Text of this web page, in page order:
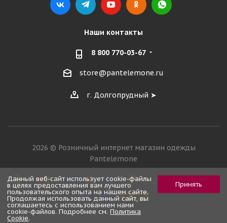
Наши контакты
8 800 770-03-67
store@pantelemone.ru
г. Долгопрудный ➤
2026 © Розничный интернет магазин одежды
Pantelemone
Данный веб-сайт использует cookie-файлы
в целях предоставления вам лучшего
пользовательского опыта на нашем сайте.
Продолжая использовать данный сайт, вы
соглашаетесь с использованием нами
cookie-файлов. Подробнее см.Политика
Cookie.
Принять